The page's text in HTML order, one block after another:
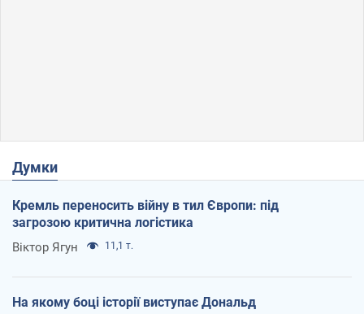
Думки
Кремль переносить війну в тил Європи: під
загрозою критична логістика
Віктор Ягун 11,1 т.
На якому боці історії виступає Дональд